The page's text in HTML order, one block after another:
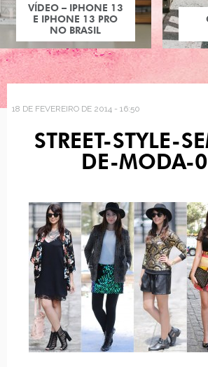
13
COMO USAR:
TAMANCO
18 DE FEVEREIRO DE 2014 - 16:50
STREET-STYLE-
DE-MODA-